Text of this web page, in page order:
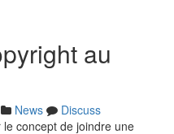
au
News
Discuss
concept de joindre une